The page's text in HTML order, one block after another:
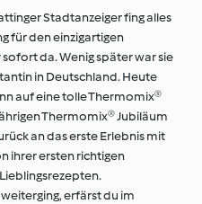
Stadtanzeiger fing alles
für den einzigartigen
da. Wenig später war sie
in Deutschland. Heute
auf eine tolle Thermomix®
Thermomix® Jubiläum
an das erste Erlebnis mit
ihrer ersten richtigen
erfärst du im